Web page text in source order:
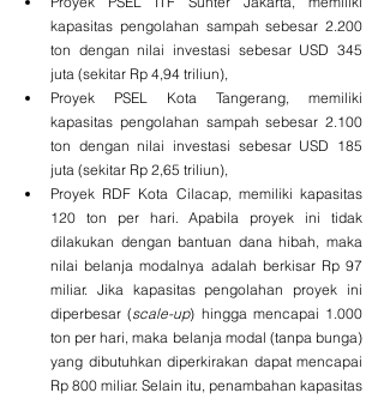
kapasitas pengolahan sampah sebesar 2.200
ton dengan nilai investasi sebesar USD 345
juta (sekitar Rp 4,94 triliun),
Proyek PSEL Kota Tangerang, memiliki
kapasitas pengolahan sampah sebesar 2.100
ton dengan nilai investasi sebesar USD 185
juta (sekitar Rp 2,65 triliun),
Proyek RDF Kota Cilacap, memiliki kapasitas
120 ton per hari. Apabila proyek ini tidak
dilakukan dengan bantuan dana hibah, maka
nilai belanja modalnya adalah berkisar Rp 97
miliar. Jika kapasitas pengolahan proyek ini
diperbesar (scale-up) hingga mencapai 1.000
ton per hari, maka belanja modal (tanpa bunga)
yang dibutuhkan diperkirakan dapat mencapai
Rp 800 miliar. Selain itu, penambahan kapasitas